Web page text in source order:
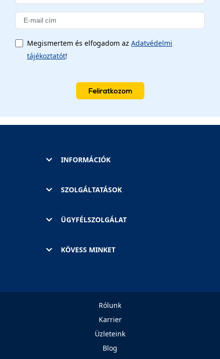
Megismertem és elfogadom az Adatvédelmi
tájékoztatót!
Feliratkozom
INFORMÁCIÓK
SZOLGÁLTATÁSOK
ÜGYFÉLSZOLGÁLAT
KÖVESS MINKET
Rólunk
Karrier
Üzleteink
Blog